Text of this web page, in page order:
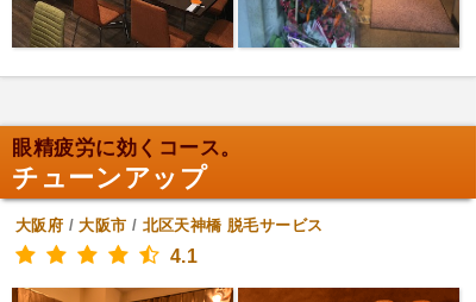
眼精疲労に効くコース。
チューンアップ
大阪府 /大阪市 / 北区天神橋 脱毛サービス
4.1